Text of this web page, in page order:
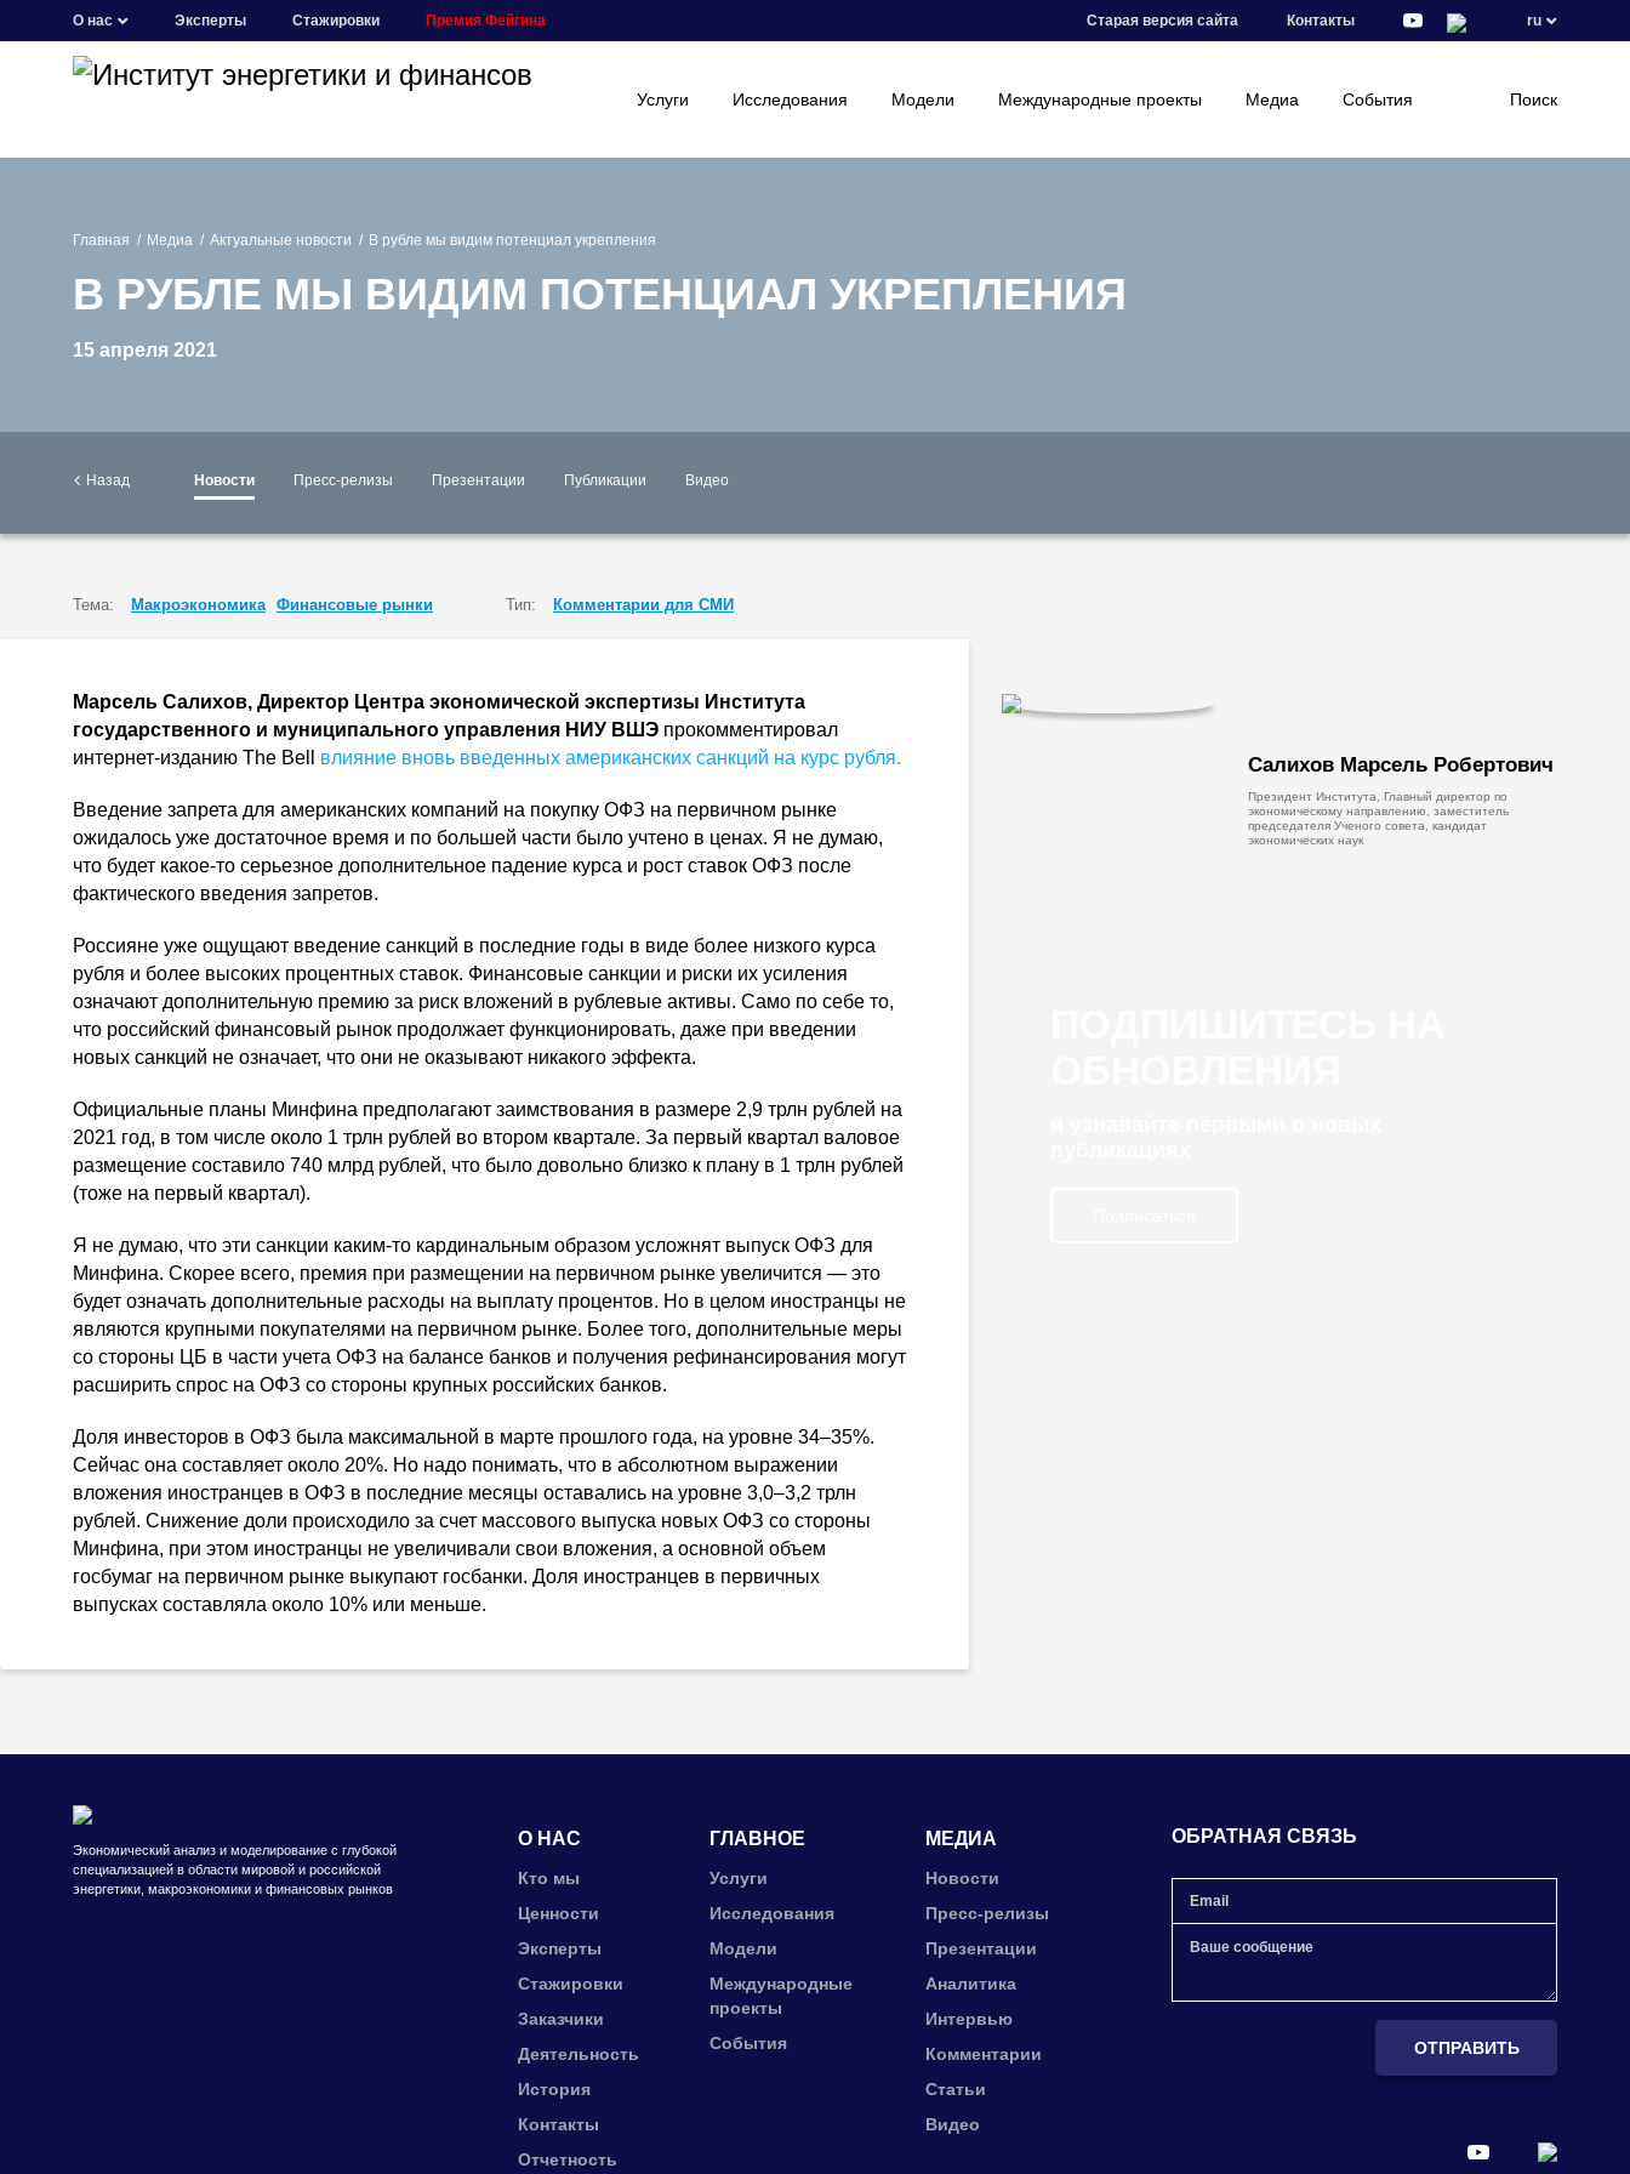
О нас Эксперты Стажировки Премия Фейгина Старая версия сайта Контакты ru
Услуги Исследования Модели Международные проекты Медиа События Поиск
Главная Медиа Актуальные новости В рубле мы видим потенциал укрепления
В РУБЛЕ МЫ ВИДИМ ПОТЕНЦИАЛ УКРЕПЛЕНИЯ
15 апреля 2021
Назад Новости Пресс-релизы Презентации Публикации Видео
Тема: Макроэкономика Финансовые рынки Тип: Комментарии для СМИ
Марсель Салихов, Директор Центра экономической экспертизы Института
государственного и муниципального управления НИУ ВШЭ прокомментировал
интернет-изданию The Bell влияние вновь введенных американских санкций на курс рубля.
Введение запрета для американских компаний на покупку ОФЗ на первичном рынке
ожидалось уже достаточное время и по большей части было учтено в ценах. Я не думаю,
что будет какое-то серьезное дополнительное падение курса и рост ставок ОФЗ после
фактического введения запретов.
Россияне уже ощущают введение санкций в последние годы в виде более низкого курса
рубля и более высоких процентных ставок. Финансовые санкции и риски их усиления
означают дополнительную премию за риск вложений в рублевые активы. Само по себе то,
что российский финансовый рынок продолжает функционировать, даже при введении
новых санкций не означает, что они не оказывают никакого эффекта.
Официальные планы Минфина предполагают заимствования в размере 2,9 трлн рублей на
2021 год, в том числе около 1 трлн рублей во втором квартале. За первый квартал валовое
размещение составило 740 млрд рублей, что было довольно близко к плану в 1 трлн рублей
(тоже на первый квартал).
Я не думаю, что эти санкции каким-то кардинальным образом усложнят выпуск ОФЗ для
Минфина. Скорее всего, премия при размещении на первичном рынке увеличится — это
будет означать дополнительные расходы на выплату процентов. Но в целом иностранцы не
являются крупными покупателями на первичном рынке. Более того, дополнительные меры
со стороны ЦБ в части учета ОФЗ на балансе банков и получения рефинансирования могут
расширить спрос на ОФЗ со стороны крупных российских банков.
Доля инвесторов в ОФЗ была максимальной в марте прошлого года, на уровне 34–35%.
Сейчас она составляет около 20%. Но надо понимать, что в абсолютном выражении
вложения иностранцев в ОФЗ в последние месяцы оставались на уровне 3,0–3,2 трлн
рублей. Снижение доли происходило за счет массового выпуска новых ОФЗ со стороны
Минфина, при этом иностранцы не увеличивали свои вложения, а основной объем
госбумаг на первичном рынке выкупают госбанки. Доля иностранцев в первичных
выпусках составляла около 10% или меньше.
Салихов Марсель Робертович
Президент Института, Главный директор по
экономическому направлению, заместитель
председателя Ученого совета, кандидат
экономических наук
Экономический анализ и моделирование с глубокой
специализацией в области мировой и российской
энергетики, макроэкономики и финансовых рынков
О НАС
Кто мы
Ценности
Эксперты
Стажировки
Заказчики
Деятельность
История
Контакты
Отчетность
ГЛАВНОЕ
Услуги
Исследования
Модели
Международные
проекты
События
МЕДИА
Новости
Пресс-релизы
Презентации
Аналитика
Интервью
Комментарии
Статьи
Видео
ОБРАТНАЯ СВЯЗЬ
ОТПРАВИТЬ